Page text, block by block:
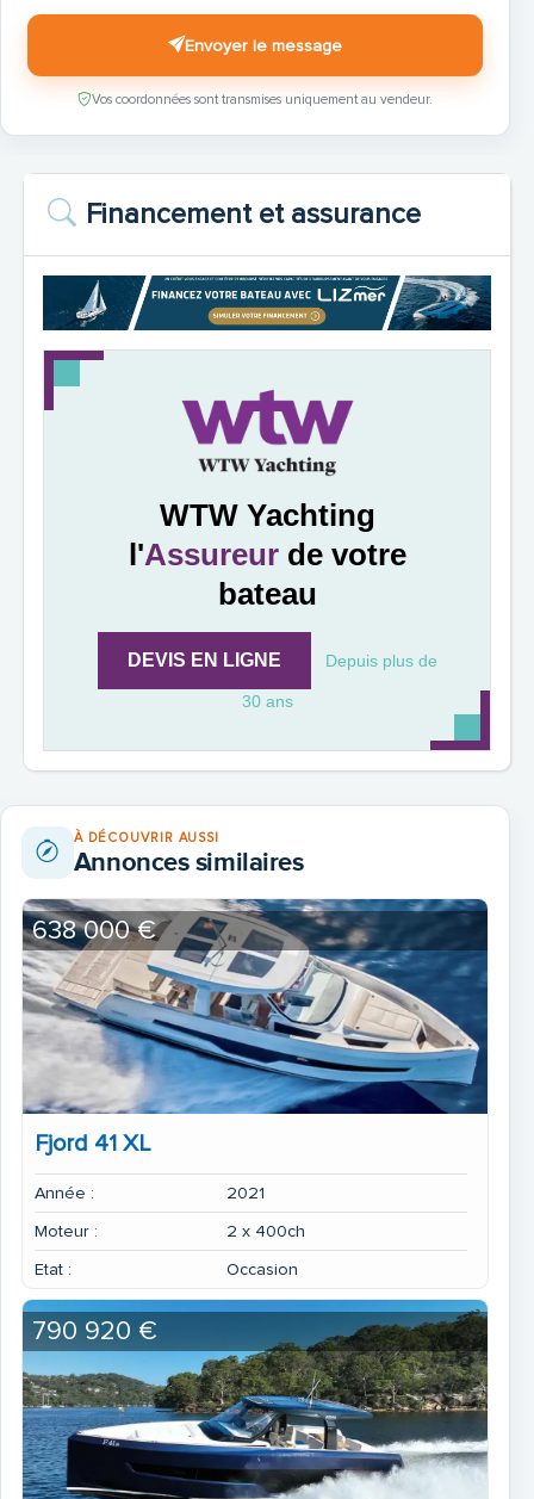
Envoyer le message
Vos coordonnées sont transmises uniquement au vendeur.
Financement et assurance
WTW Yachting
l'Assureurde votre
bateau
DEVIS EN LIGNE Depuis plus de
30 ans
À DÉCOUVRIR AUSSI
Annonces similaires
Fjord 41 XL
Année :
2021
Moteur :
2 x 400ch
Etat :
Occasion
638 000 €
790 920 €